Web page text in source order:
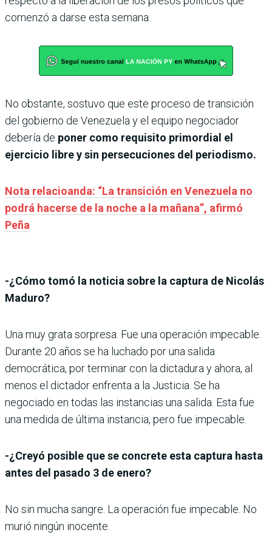
comenzó a darse esta semana.
No obstante, sostuvo que este proceso de transición
del gobierno de Venezuela y el equipo negociador
debería de poner como requisito primordial el
ejercicio libre y sin persecuciones del periodismo.
Nota relacioanda: “La transición en Venezuela no
podrá hacerse de la noche a la mañana”, afirmó
Peña
-¿Cómo tomó la noticia sobre la captura de Nicolás
Maduro?
Una muy grata sorpresa. Fue una operación impecable.
Durante 20 años se ha luchado por una salida
democrática, por terminar con la dictadura y ahora, al
menos el dictador enfrenta a la Justicia. Se ha
negociado en todas las instancias una salida. Esta fue
una medida de última instancia, pero fue impecable.
-¿Creyó posible que se concrete esta captura hasta
antes del pasado 3 de enero?
No sin mucha sangre. La operación fue impecable. No
murió ningún inocente.